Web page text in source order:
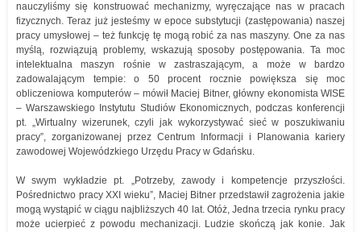
nauczyliśmy się konstruować mechanizmy, wyręczające nas w pracach
fizycznych. Teraz już jesteśmy w epoce substytucji (zastępowania) naszej
pracy umysłowej – też funkcję tę mogą robić za nas maszyny. One za nas
myślą, rozwiązują problemy, wskazują sposoby postępowania. Ta moc
intelektualna maszyn rośnie w zastraszającym, a może w bardzo
zadowalającym tempie: o 50 procent rocznie powiększa się moc
obliczeniowa komputerów – mówił Maciej Bitner, główny ekonomista WISE
– Warszawskiego Instytutu Studiów Ekonomicznych, podczas konferencji
pt. „Wirtualny wizerunek, czyli jak wykorzystywać sieć w poszukiwaniu
pracy”, zorganizowanej przez Centrum Informacji i Planowania kariery
zawodowej Wojewódzkiego Urzędu Pracy w Gdańsku.
W swym wykładzie pt. „Potrzeby, zawody i kompetencje przyszłości.
Pośrednictwo pracy XXI wieku”, Maciej Bitner przedstawił zagrożenia jakie
mogą wystąpić w ciągu najbliższych 40 lat. Otóż, Jedna trzecia rynku pracy
może ucierpieć z powodu mechanizacji. Ludzie skończą jak konie. Jak